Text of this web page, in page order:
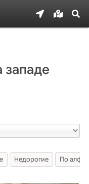
западе
Недорогие По